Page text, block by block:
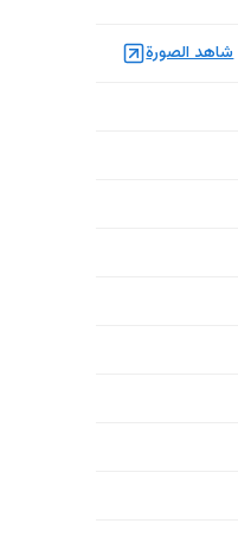
شاهد الصورة